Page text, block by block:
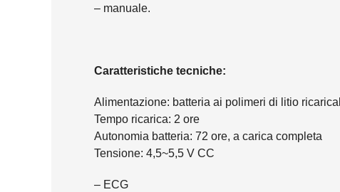
– manuale.
Caratteristiche tecniche:
Alimentazione: batteria ai polimeri di litio
Tempo ricarica: 2 ore
Autonomia batteria: 72 ore, a carica completa
Tensione: 4,5~5,5 V CC
– ECG